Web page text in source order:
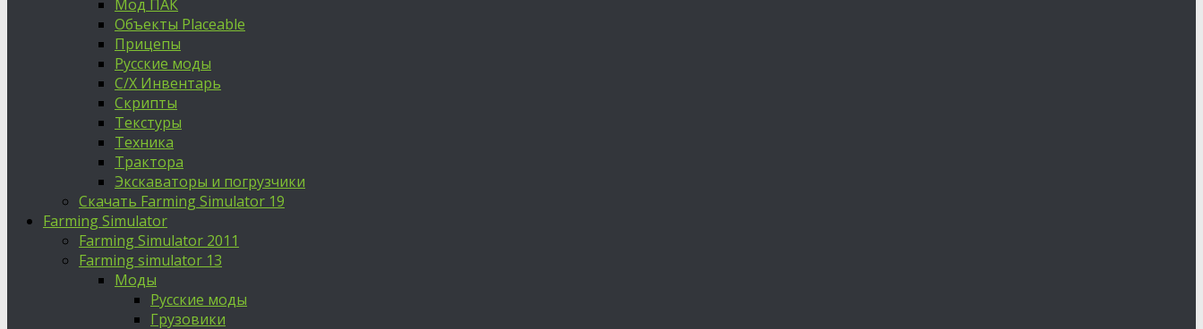
Мод ПАК
Объекты Placeable
Прицепы
Русские моды
С/Х Инвентарь
Скрипты
Текстуры
Техника
Трактора
Экскаваторы и погрузчики
Скачать Farming Simulator 19
Farming Simulator
Farming Simulator 2011
Farming simulator 13
Моды
Русские моды
Грузовики